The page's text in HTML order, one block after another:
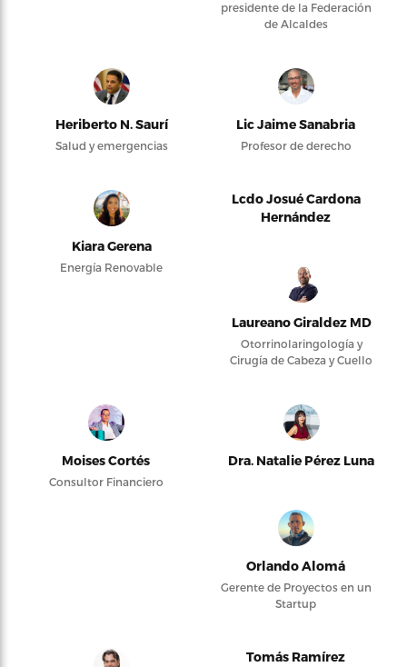
presidente de la Federación
de Alcaldes
Heriberto N. Saurí
Salud y emergencias
Lic Jaime Sanabria
Profesor de derecho
Kiara Gerena
Energía Renovable
Lcdo Josué Cardona
Hernández
Laureano Giraldez MD
Otorrinolaringología y
Cirugía de Cabeza y Cuello
Moises Cortés
Consultor Financiero
Dra. Natalie Pérez Luna
Orlando Alomá
Gerente de Proyectos en un
Startup
Tomás Ramírez